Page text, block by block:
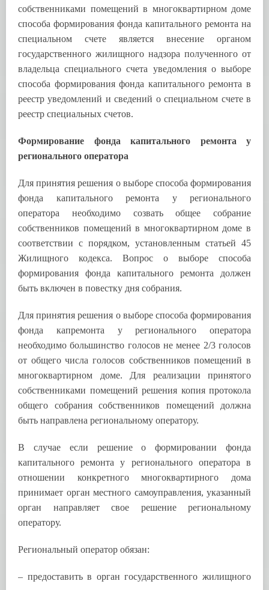
собственниками помещений в многоквартирном доме
способа формирования фонда капитального ремонта на
специальном счете является внесение органом
государственного жилищного надзора полученного от
владельца специального счета уведомления о выборе
способа формирования фонда капитального ремонта в
реестр уведомлений и сведений о специальном счете в
реестр специальных счетов.
Формирование фонда капитального ремонта у
регионального оператора
Для принятия решения о выборе способа формирования
фонда капитального ремонта у регионального
оператора необходимо созвать общее собрание
собственников помещений в многоквартирном доме в
соответствии с порядком, установленным статьей 45
Жилищного кодекса. Вопрос о выборе способа
формирования фонда капитального ремонта должен
быть включен в повестку дня собрания.
Для принятия решения о выборе способа формирования
фонда капремонта у регионального оператора
необходимо большинство голосов не менее 2/3 голосов
от общего числа голосов собственников помещений в
многоквартирном доме. Для реализации принятого
собственниками помещений решения копия протокола
общего собрания собственников помещений должна
быть направлена региональному оператору.
В случае если решение о формировании фонда
капитального ремонта у регионального оператора в
отношении конкретного многоквартирного дома
принимает орган местного самоуправления, указанный
орган направляет свое решение региональному
оператору.
Региональный оператор обязан:
– предоставить в орган государственного жилищного